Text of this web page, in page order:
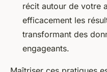
récit autour de votre
efficacement les
transformant des
engageants.